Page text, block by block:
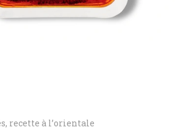
recette à l’orientale